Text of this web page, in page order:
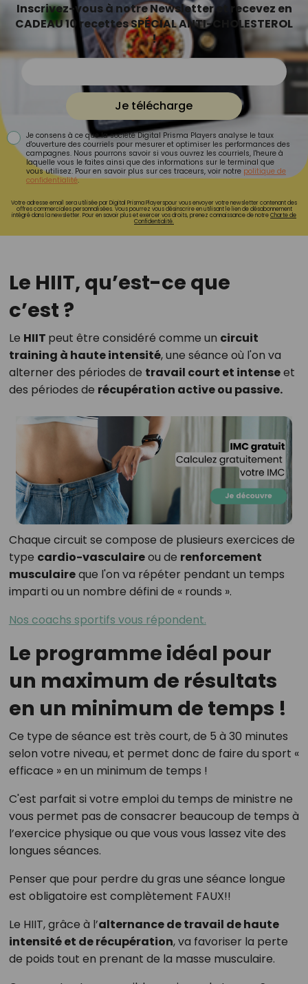
Inscrivez-vous à notre Newsletter et recevez en
CADEAU 10 recettes SPÉCIAL ANTI-CHOLESTEROL
!
Je télécharge
Je consens à ce que la société Digital Prisma Players analyse le taux
d'ouverture des courriels pour mesurer et optimiser les performances des
campagnes. Nous pourrons savoir si vous ouvrez les courriels, l'heure à
laquelle vous le faites ainsi que des informations sur le terminal que
vous utilisez. Pour en savoir plus sur ces traceurs, voir notre politique de
confidentialité.
Votre adresse email sera utilisée par Digital Prisma Playerspour vous envoyer votre newsletter contenant des
offres commerciales personnalisées. Vous pourrez vous désinscrire en utilisant le lien de désabonnement
intégré dans la newsletter. Pour en savoir plus et exercer vos droits, prenez connaissance de notreCharte de
Confidentialité.
Le HIIT, qu’est-ce que
c’est ?
Le HIIT peut être considéré comme un circuit
training à haute intensité, une séance où l'on va
alterner des périodes de travail court et intenseet
des périodes de récupération active ou passive.
Chaque circuit se compose de plusieurs exercices de
type cardio-vasculaireou de renforcement
musculaireque l'on va répéter pendant un temps
imparti ou un nombre défini de « rounds ».
Nos coachs sportifs vous répondent.
Le programme idéal pour
un maximum de résultats
en un minimum de temps !
Ce type de séance est très court, de 5 à 30 minutes
selon votre niveau, et permet donc de faire du sport «
efficace » en un minimum de temps !
C'est parfait si votre emploi du temps de ministre ne
vous permet pas de consacrer beaucoup de temps à
l’exercice physique ou que vous vous lassez vite des
longues séances.
Penser que pour perdre du gras une séance longue
est obligatoire est complètement FAUX!!
Le HIIT, grâce à l’alternance de travail de haute
intensité et de récupération, va favoriser la perte
de poids tout en prenant de la masse musculaire.